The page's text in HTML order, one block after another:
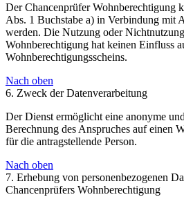
Der Chancenprüfer Wohnberechtigung
Abs. 1 Buchstabe a) in Verbindung mit
werden. Die Nutzung oder
Wohnberechtigung hat keinen Einfluss
Wohnberechtigungsscheins.
Nach oben
6. Zweck der Datenverarbeitung
Der Dienst ermöglicht eine anonyme
Berechnung des Anspruches auf einen
für die antragstellende Person.
Nach oben
7. Erhebung von personenbezogenen
Chancenprüfers Wohnberechtigung